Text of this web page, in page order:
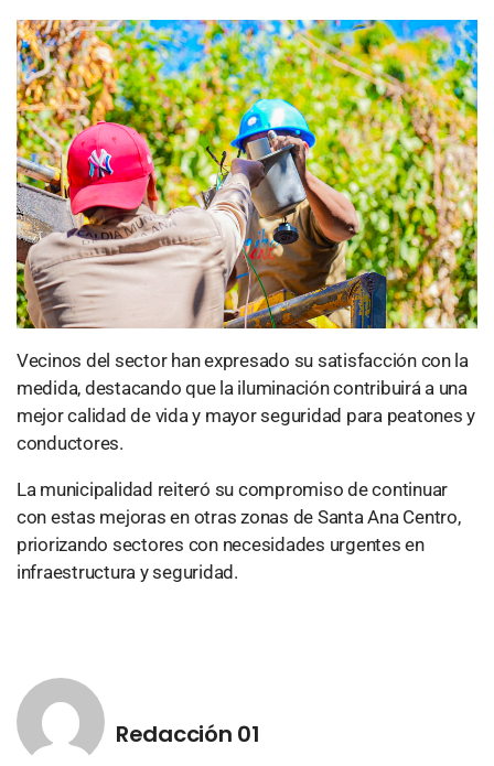
Vecinos del sector han expresado su satisfacción con la
medida, destacando que la iluminación contribuirá a una
mejor calidad de vida y mayor seguridad para peatones y
conductores.
La municipalidad reiteró su compromiso de continuar
con estas mejoras en otras zonas de Santa Ana Centro,
priorizando sectores con necesidades urgentes en
infraestructura y seguridad.
Redacción 01